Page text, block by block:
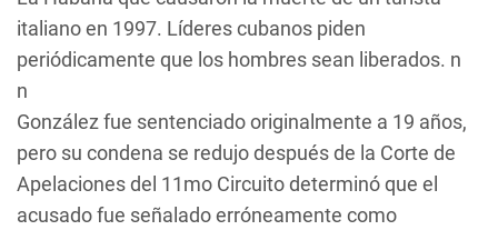
italiano en 1997. Líderes cubanos piden
periódicamente que los hombres sean liberados. n
n
González fue sentenciado originalmente a 19 años,
pero su condena se redujo después de la Corte de
Apelaciones del 11mo Circuito determinó que el
acusado fue señalado erróneamente como